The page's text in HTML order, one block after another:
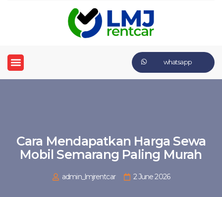
whatsapp
Cara Mendapatkan Harga Sewa
Mobil Semarang Paling Murah
admin_lmjrentcar 2 June 2026